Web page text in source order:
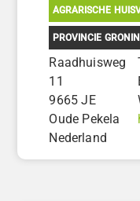
AGRARISCHE
PROVINCIE
Raadhuisweg
11
9665 JE
Oude Pekela
Nederland